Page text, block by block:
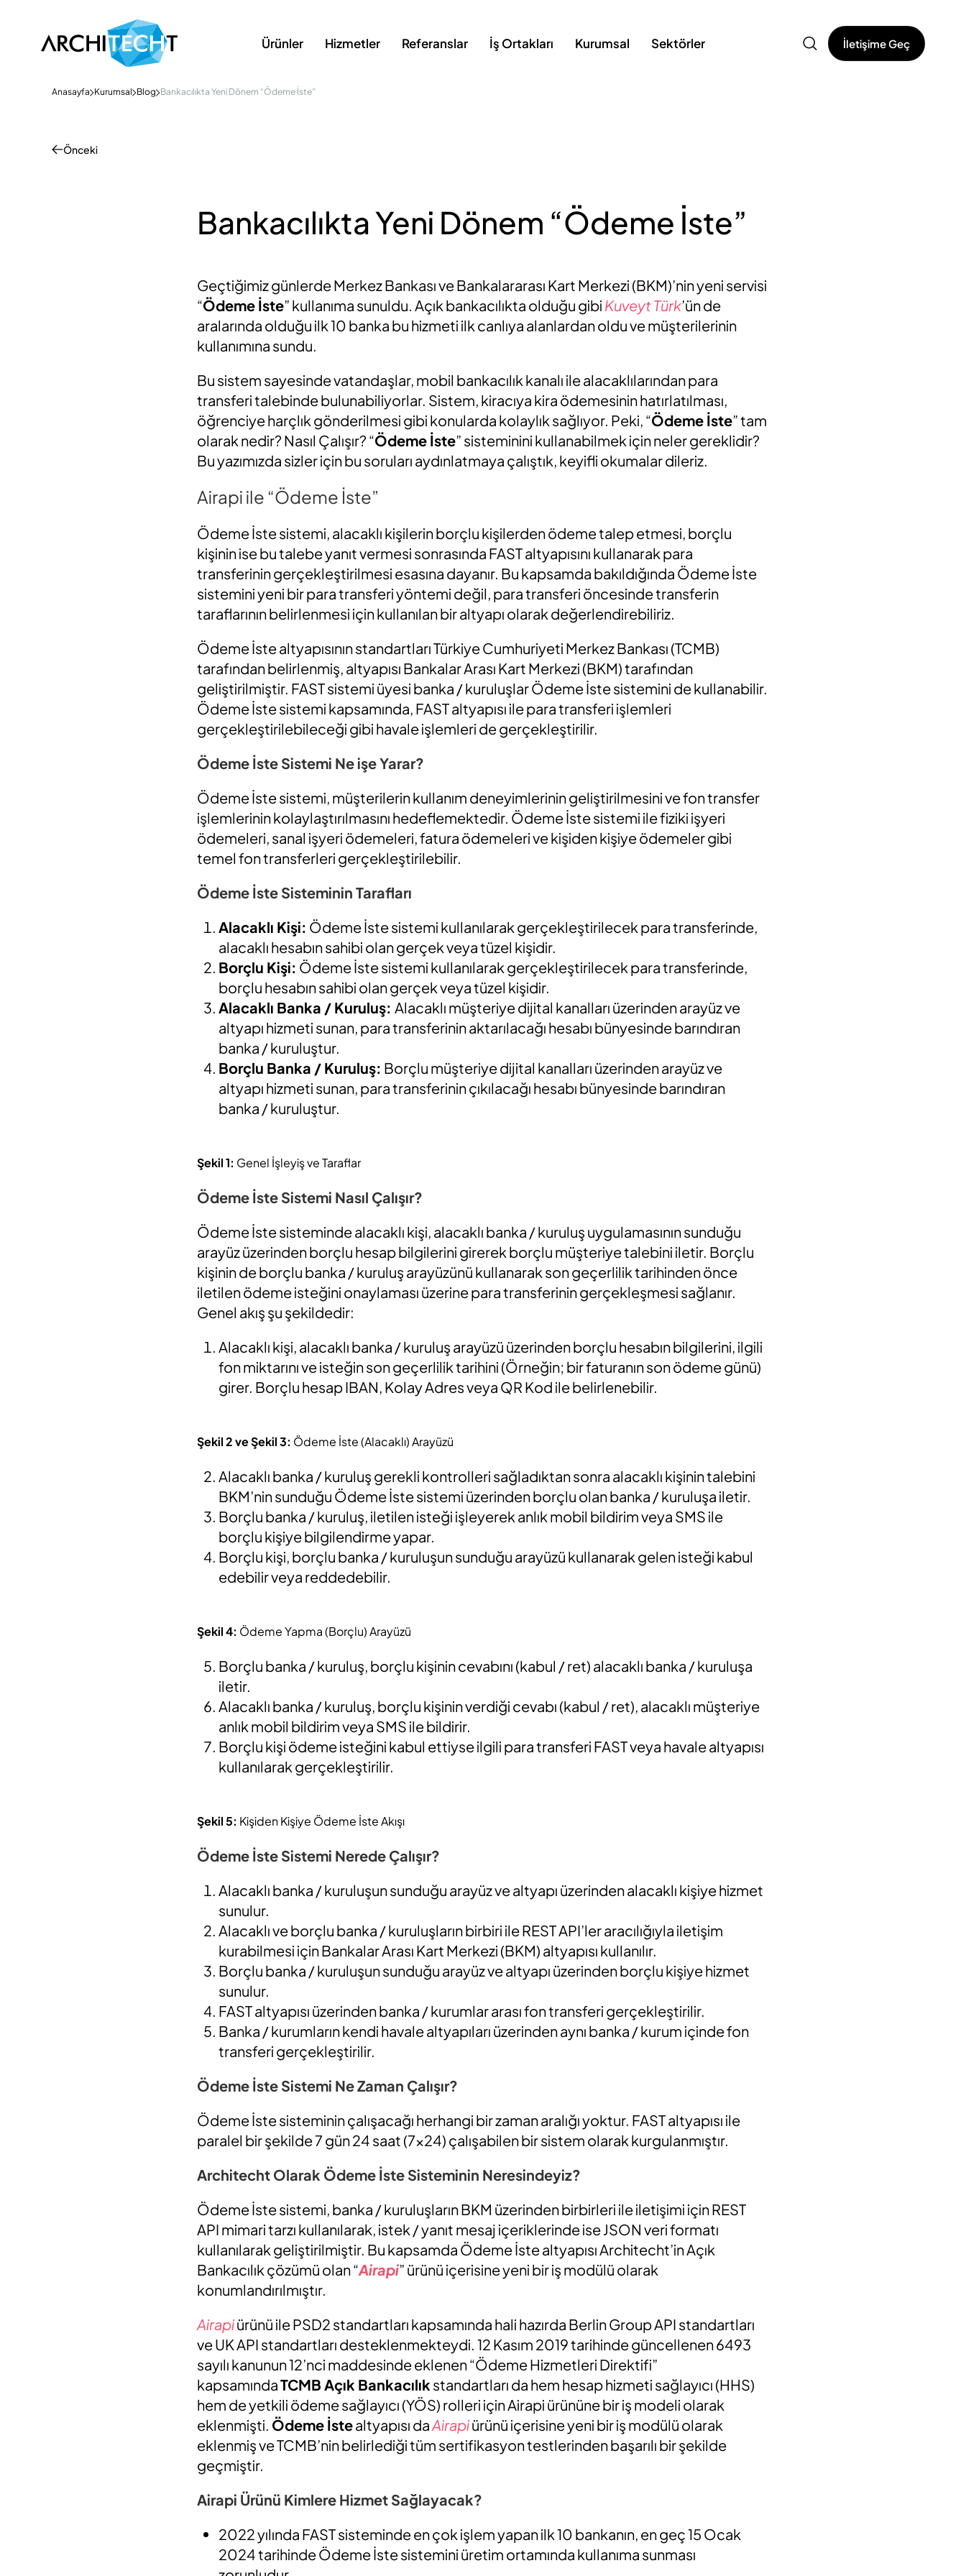
Ürünler Hizmetler Referanslar İş Ortakları Kurumsal Sektörler İletişime Geç
Anasayfa Kurumsal Blog Bankacılıkta Yeni Dönem “Ödeme İste”
Önceki
Bankacılıkta Yeni Dönem “Ödeme İste”
Geçtiğimiz günlerde Merkez Bankası ve Bankalararası Kart Merkezi (BKM)’nin yeni servisi
“Ödeme İste” kullanıma sunuldu. Açık bankacılıkta olduğu gibi Kuveyt Türk’ün de
aralarında olduğu ilk 10 banka bu hizmeti ilk canlıya alanlardan oldu ve müşterilerinin
kullanımına sundu.
Bu sistem sayesinde vatandaşlar, mobil bankacılık kanalı ile alacaklılarından para
transferi talebinde bulunabiliyorlar. Sistem, kiracıya kira ödemesinin hatırlatılması,
öğrenciye harçlık gönderilmesi gibi konularda kolaylık sağlıyor. Peki, “Ödeme İste” tam
olarak nedir? Nasıl Çalışır? “Ödeme İste” sisteminini kullanabilmek için neler gereklidir?
Bu yazımızda sizler için bu soruları aydınlatmaya çalıştık, keyifli okumalar dileriz.
Airapi ile “Ödeme İste”
Ödeme İste sistemi, alacaklı kişilerin borçlu kişilerden ödeme talep etmesi, borçlu
kişinin ise bu talebe yanıt vermesi sonrasında FAST altyapısını kullanarak para
transferinin gerçekleştirilmesi esasına dayanır. Bu kapsamda bakıldığında Ödeme İste
sistemini yeni bir para transferi yöntemi değil, para transferi öncesinde transferin
taraflarının belirlenmesi için kullanılan bir altyapı olarak değerlendirebiliriz.
Ödeme İste altyapısının standartları Türkiye Cumhuriyeti Merkez Bankası (TCMB)
tarafından belirlenmiş, altyapısı Bankalar Arası Kart Merkezi (BKM) tarafından
geliştirilmiştir. FAST sistemi üyesi banka / kuruluşlar Ödeme İste sistemini de kullanabilir.
Ödeme İste sistemi kapsamında, FAST altyapısı ile para transferi işlemleri
gerçekleştirilebileceği gibi havale işlemleri de gerçekleştirilir.
Ödeme İste Sistemi Ne işe Yarar?
Ödeme İste sistemi, müşterilerin kullanım deneyimlerinin geliştirilmesini ve fon transfer
işlemlerinin kolaylaştırılmasını hedeflemektedir. Ödeme İste sistemi ile fiziki işyeri
ödemeleri, sanal işyeri ödemeleri, fatura ödemeleri ve kişiden kişiye ödemeler gibi
temel fon transferleri gerçekleştirilebilir.
Ödeme İste Sisteminin Tarafları
Alacaklı Kişi: Ödeme İste sistemi kullanılarak gerçekleştirilecek para transferinde,
alacaklı hesabın sahibi olan gerçek veya tüzel kişidir.
Borçlu Kişi: Ödeme İste sistemi kullanılarak gerçekleştirilecek para transferinde,
borçlu hesabın sahibi olan gerçek veya tüzel kişidir.
Alacaklı Banka / Kuruluş: Alacaklı müşteriye dijital kanalları üzerinden arayüz ve
altyapı hizmeti sunan, para transferinin aktarılacağı hesabı bünyesinde barındıran
banka / kuruluştur.
Borçlu Banka / Kuruluş: Borçlu müşteriye dijital kanalları üzerinden arayüz ve
altyapı hizmeti sunan, para transferinin çıkılacağı hesabı bünyesinde barındıran
banka / kuruluştur.
Şekil 1: Genel İşleyiş ve Taraflar
Ödeme İste Sistemi Nasıl Çalışır?
Ödeme İste sisteminde alacaklı kişi, alacaklı banka / kuruluş uygulamasının sunduğu
arayüz üzerinden borçlu hesap bilgilerini girerek borçlu müşteriye talebini iletir. Borçlu
kişinin de borçlu banka / kuruluş arayüzünü kullanarak son geçerlilik tarihinden önce
iletilen ödeme isteğini onaylaması üzerine para transferinin gerçekleşmesi sağlanır.
Genel akış şu şekildedir:
Alacaklı kişi, alacaklı banka / kuruluş arayüzü üzerinden borçlu hesabın bilgilerini, ilgili
fon miktarını ve isteğin son geçerlilik tarihini (Örneğin; bir faturanın son ödeme günü)
girer. Borçlu hesap IBAN, Kolay Adres veya QR Kod ile belirlenebilir.
Şekil 2 ve Şekil 3: Ödeme İste (Alacaklı) Arayüzü
Alacaklı banka / kuruluş gerekli kontrolleri sağladıktan sonra alacaklı kişinin talebini
BKM’nin sunduğu Ödeme İste sistemi üzerinden borçlu olan banka / kuruluşa iletir.
Borçlu banka / kuruluş, iletilen isteği işleyerek anlık mobil bildirim veya SMS ile
borçlu kişiye bilgilendirme yapar.
Borçlu kişi, borçlu banka / kuruluşun sunduğu arayüzü kullanarak gelen isteği kabul
edebilir veya reddedebilir.
Şekil 4: Ödeme Yapma (Borçlu) Arayüzü
Borçlu banka / kuruluş, borçlu kişinin cevabını (kabul / ret) alacaklı banka / kuruluşa
iletir.
Alacaklı banka / kuruluş, borçlu kişinin verdiği cevabı (kabul / ret), alacaklı müşteriye
anlık mobil bildirim veya SMS ile bildirir.
Borçlu kişi ödeme isteğini kabul ettiyse ilgili para transferi FAST veya havale altyapısı
kullanılarak gerçekleştirilir.
Şekil 5: Kişiden Kişiye Ödeme İste Akışı
Ödeme İste Sistemi Nerede Çalışır?
Alacaklı banka / kuruluşun sunduğu arayüz ve altyapı üzerinden alacaklı kişiye hizmet
sunulur.
Alacaklı ve borçlu banka / kuruluşların birbiri ile REST API’ler aracılığıyla iletişim
kurabilmesi için Bankalar Arası Kart Merkezi (BKM) altyapısı kullanılır.
Borçlu banka / kuruluşun sunduğu arayüz ve altyapı üzerinden borçlu kişiye hizmet
sunulur.
FAST altyapısı üzerinden banka / kurumlar arası fon transferi gerçekleştirilir.
Banka / kurumların kendi havale altyapıları üzerinden aynı banka / kurum içinde fon
transferi gerçekleştirilir.
Ödeme İste Sistemi Ne Zaman Çalışır?
Ödeme İste sisteminin çalışacağı herhangi bir zaman aralığı yoktur. FAST altyapısı ile
paralel bir şekilde 7 gün 24 saat (7×24) çalışabilen bir sistem olarak kurgulanmıştır.
Architecht Olarak Ödeme İste Sisteminin Neresindeyiz?
Ödeme İste sistemi, banka / kuruluşların BKM üzerinden birbirleri ile iletişimi için REST
API mimari tarzı kullanılarak, istek / yanıt mesaj içeriklerinde ise JSON veri formatı
kullanılarak geliştirilmiştir. Bu kapsamda Ödeme İste altyapısı Architecht’in Açık
Bankacılık çözümü olan “Airapi” ürünü içerisine yeni bir iş modülü olarak
konumlandırılmıştır.
Airapiürünü ile PSD2 standartları kapsamında hali hazırda Berlin Group API standartları
ve UK API standartları desteklenmekteydi. 12 Kasım 2019 tarihinde güncellenen 6493
sayılı kanunun 12’nci maddesinde eklenen “Ödeme Hizmetleri Direktifi”
kapsamındaTCMB Açık Bankacılık standartları da hem hesap hizmeti sağlayıcı (HHS)
hem de yetkili ödeme sağlayıcı (YÖS) rolleri için Airapi ürününe bir iş modeli olarak
eklenmişti. Ödeme İstealtyapısı daAirapiürünü içerisine yeni bir iş modülü olarak
eklenmiş ve TCMB’nin belirlediği tüm sertifikasyon testlerinden başarılı bir şekilde
geçmiştir.
Airapi Ürünü Kimlere Hizmet Sağlayacak?
2022 yılında FAST sisteminde en çok işlem yapan ilk 10 bankanın, en geç 15 Ocak
2024 tarihinde Ödeme İste sistemini üretim ortamında kullanıma sunması